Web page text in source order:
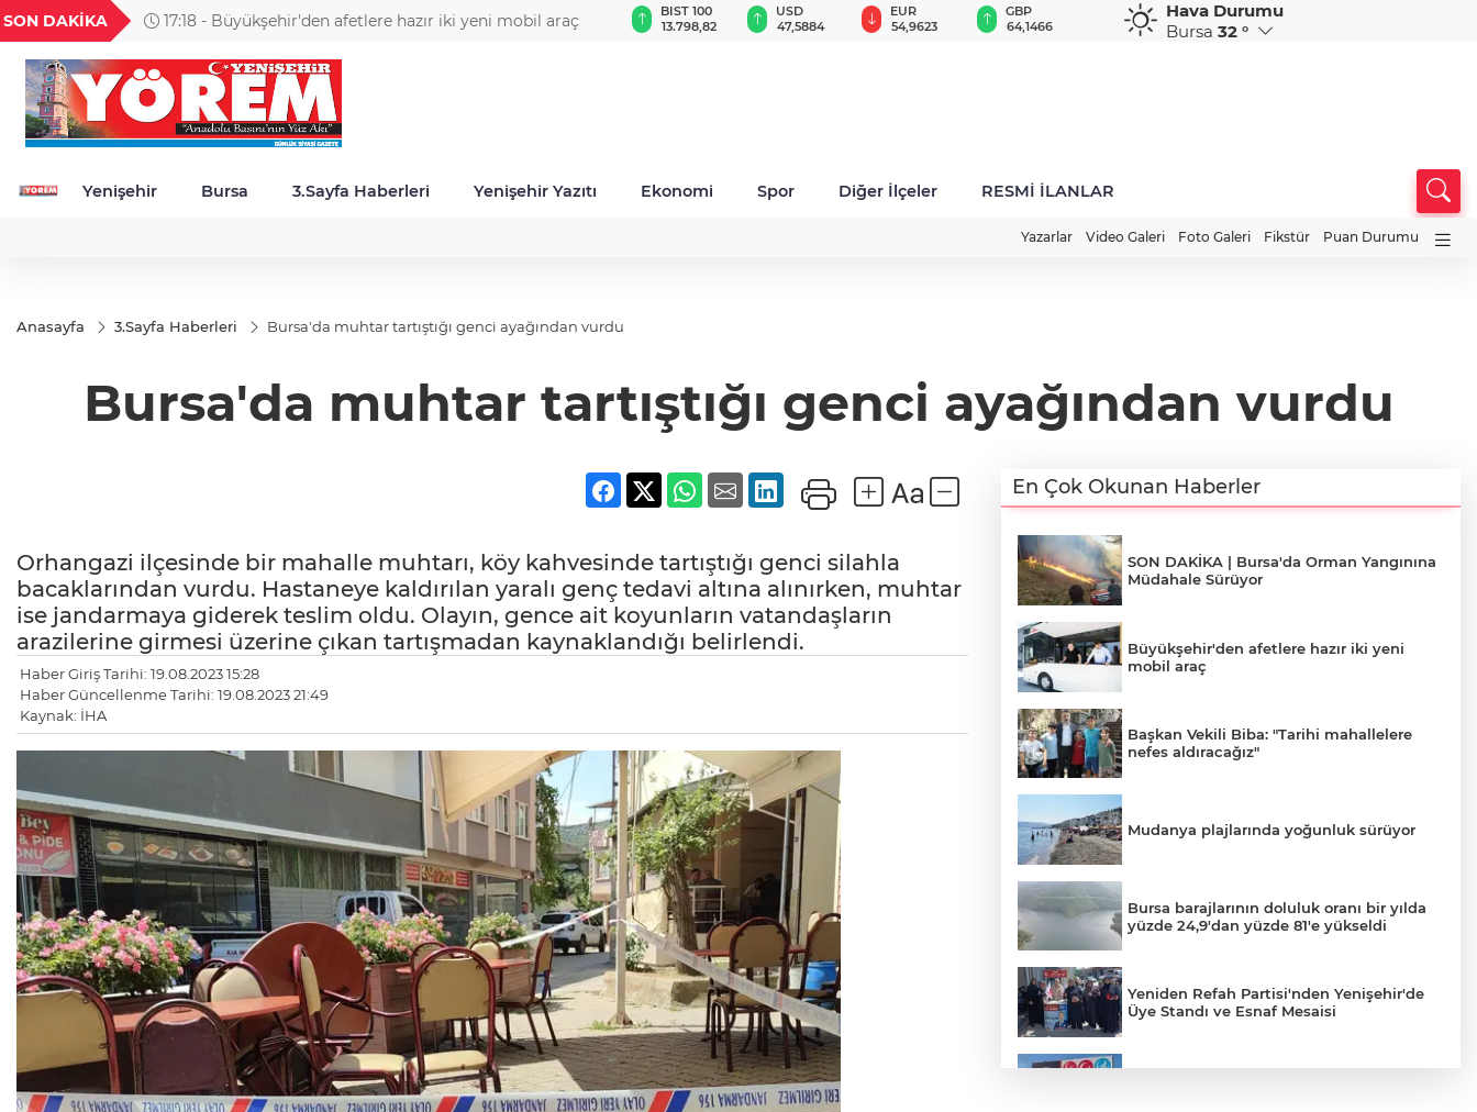
SON DAKİKA 17:18 - Büyükşehir'den afetlere hazır iki yeni mobil araç
18,1982
TND
16,2307
28,0626
VND
0,0018
6.494,03
BIST 100
13.798,82
USD
47,5884
EUR
54,9623
GBP
64,1466
CHF
58,5848
CAD
33,9529
Hava Durumu
Bursa 32 °
Yenişehir Bursa 3.Sayfa Haberleri Yenişehir Yazıtı Ekonomi Spor Diğer İlçeler RESMİ İLANLAR
Yazarlar Video Galeri Foto Galeri Fikstür Puan Durumu
Anasayfa 3.Sayfa Haberleri Bursa'da muhtar tartıştığı genci ayağından vurdu
Bursa'da muhtar tartıştığı genci ayağından vurdu
Orhangazi ilçesinde bir mahalle muhtarı, köy kahvesinde tartıştığı genci silahla
bacaklarından vurdu. Hastaneye kaldırılan yaralı genç tedavi altına alınırken, muhtar
ise jandarmaya giderek teslim oldu. Olayın, gence ait koyunların vatandaşların
arazilerine girmesi üzerine çıkan tartışmadan kaynaklandığı belirlendi.
Haber Giriş Tarihi: 19.08.2023 15:28
Haber Güncellenme Tarihi: 19.08.2023 21:49
Kaynak: İHA
En Çok Okunan Haberler
SON DAKİKA | Bursa'da Orman Yangınına
Müdahale Sürüyor
Büyükşehir'den afetlere hazır iki yeni
mobil araç
Başkan Vekili Biba: "Tarihi mahallelere
nefes aldıracağız"
Mudanya plajlarında yoğunluk sürüyor
Bursa barajlarının doluluk oranı bir yılda
yüzde 24,9'dan yüzde 81'e yükseldi
Yeniden Refah Partisi'nden Yenişehir'de
Üye Standı ve Esnaf Mesaisi